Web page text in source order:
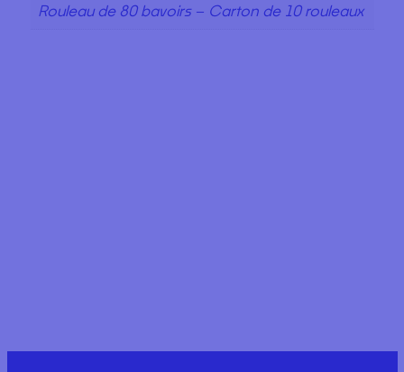
Rouleau de 80 bavoirs – Carton de 10 rouleaux